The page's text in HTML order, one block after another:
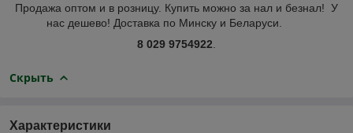
Продажа оптом и в розницу. Купить можно за нал и безнал! У
нас дешево! Доставка по Минску и Беларуси.
8 029 9754922
Скрыть
Характеристики